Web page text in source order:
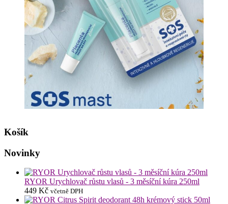
Košík
Novinky
RYOR Urychlovač růstu vlasů - 3 měsíční kúra 250ml
449 Kč včetně DPH